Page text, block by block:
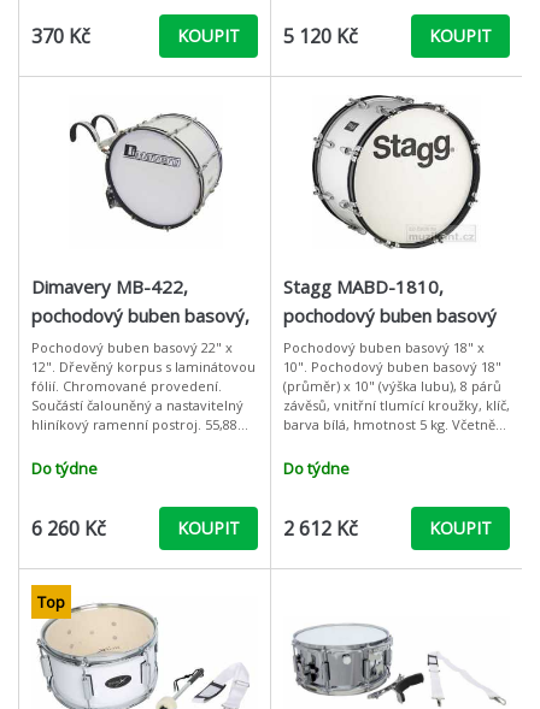
370 Kč KOUPIT 5 120 Kč KOUPIT
Dimavery MB-422,
pochodový buben basový,
22" x 12"
Pochodový buben basový 22" x
12". Dřevěný korpus s laminátovou
fólií. Chromované provedení.
Součástí čalouněný a nastavitelný
hliníkový ramenní postroj. 55,88
dvě paličky.: Barva: bílá
Do týdne
6 260 Kč KOUPIT
Stagg MABD-1810,
pochodový buben basový
18" x 10"
Pochodový buben basový 18" x
10". Pochodový buben basový 18"
(průměr) x 10" (výška lubu), 8 párů
závěsů, vnitřní tlumící kroužky, klíč,
barva bílá, hmotnost 5 kg. Včetně
Materiál: přek
Do týdne
2 612 Kč KOUPIT
Top